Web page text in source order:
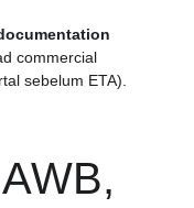
commercial
sebelum ETA).